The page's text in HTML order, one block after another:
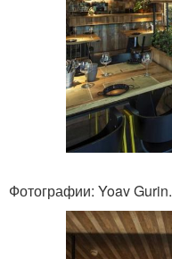
Фотографии: Yoav Gurin.